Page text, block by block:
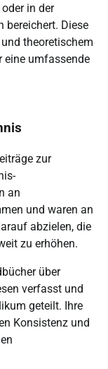
in der
bereichert. Diese
theoretischem
eine umfassende
zur
an
und waren an
abzielen, die
zu erhöhen.
über
verfasst und
geteilt. Ihre
Konsistenz und